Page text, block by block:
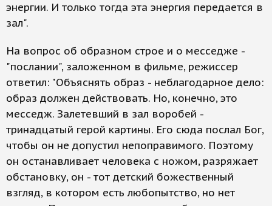
энергии. И только тогда эта энергия передается в
зал".
На вопрос об образном строе и о месседже -
"послании", заложенном в фильме, режиссер
ответил: "Объяснять образ - неблагодарное дело:
образ должен действовать. Но, конечно, это
месседж. Залетевший в зал воробей -
тринадцатый герой картины. Его сюда послал Бог,
чтобы он не допустил непоправимого. Поэтому
он останавливает человека с ножом, разряжает
обстановку, он - тот детский божественный
взгляд, в котором есть любопытство, но нет